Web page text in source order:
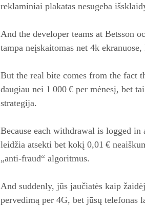
reklaminiai plakatas nesugeba
And the developer teams at Betsson
tampa neįskaitomas net 4k
But the real bite comes from the fact
daugiau nei 1 000 € per mėnesį, bet
strategija.
Because each withdrawal is logged
leidžia atsekti bet kokį 0,01 €
„anti‑fraud“ algoritmus.
And suddenly, jūs jaučiatės kaip
pervedimą per 4G, bet jūsų telefonas